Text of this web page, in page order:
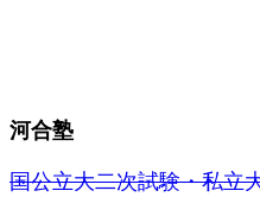
河合塾
国公立大二次試験・私立